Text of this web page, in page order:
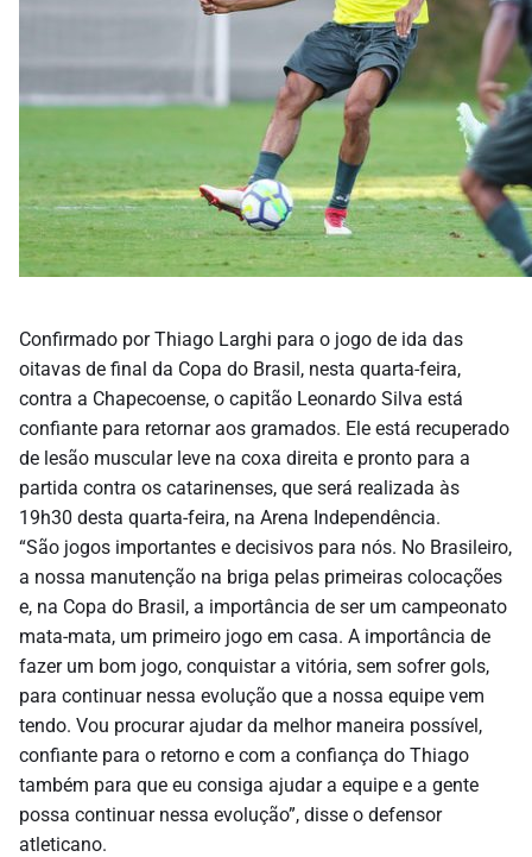
Confirmado por Thiago Larghi para o jogo de ida das
oitavas de final da Copa do Brasil, nesta quarta-feira,
contra a Chapecoense, o capitão Leonardo Silva está
confiante para retornar aos gramados. Ele está recuperado
de lesão muscular leve na coxa direita e pronto para a
partida contra os catarinenses, que será realizada às
19h30 desta quarta-feira, na Arena Independência.
“São jogos importantes e decisivos para nós. No Brasileiro,
a nossa manutenção na briga pelas primeiras colocações
e, na Copa do Brasil, a importância de ser um campeonato
mata-mata, um primeiro jogo em casa. A importância de
fazer um bom jogo, conquistar a vitória, sem sofrer gols,
para continuar nessa evolução que a nossa equipe vem
tendo. Vou procurar ajudar da melhor maneira possível,
confiante para o retorno e com a confiança do Thiago
também para que eu consiga ajudar a equipe e a gente
possa continuar nessa evolução”, disse o defensor
atleticano.